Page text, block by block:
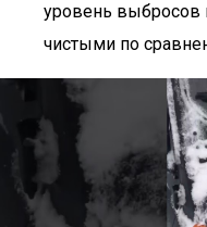
уровень выбросов
чистыми по